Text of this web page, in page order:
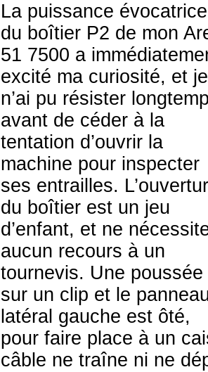
La puissance évocatrice
du boîtier P2 de mon
51 7500 a
excité ma curiosité, et je
n’ai pu résister
avant de céder à la
tentation d’ouvrir la
machine pour inspecter
ses entrailles.
du boîtier est un jeu
d’enfant, et ne
aucun recours à un
tournevis. Une poussée
sur un clip et le
latéral gauche est ôté,
pour faire place à un
câble ne traîne ni ne